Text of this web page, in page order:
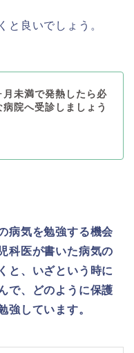
と良いでしょう。
月未満で発熱したら必
病院へ受診しましょう
気を勉強する機会
科医が書いた病気の
と、いざという時に
で、どのように保護
強しています。